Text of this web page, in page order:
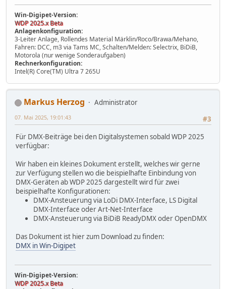
Win-Digipet-Version:
WDP 2025.x Beta
Anlagenkonfiguration:
3-Leiter Anlage, Rollendes Material Märklin/Roco/Brawa/Mehano,
Fahren: DCC, m3 via Tams MC, Schalten/Melden: Selectrix, BiDiB,
Motorola (nur wenige Sonderaufgaben)
Rechnerkonfiguration:
Intel(R) Core(TM) Ultra 7 265U
Markus Herzog
Administrator
#3
07. Mai 2025, 19:01:43
Für DMX-Beiträge bei den Digitalsystemen sobald WDP 2025
verfügbar:
Wir haben ein kleines Dokument erstellt, welches wir gerne
zur Verfügung stellen wo die beispielhafte Einbindung von
DMX-Geräten ab WDP 2025 dargestellt wird für zwei
beispielhafte Konfigurationen:
DMX-Ansteuerung via LoDi DMX-Interface, LS Digital
DMX-Interface oder Art-Net-Interface
DMX-Ansteuerung via BiDiB ReadyDMX oder OpenDMX
Das Dokument ist hier zum Download zu finden:
DMX in Win-Digipet
Win-Digipet-Version:
WDP 2025.x Beta